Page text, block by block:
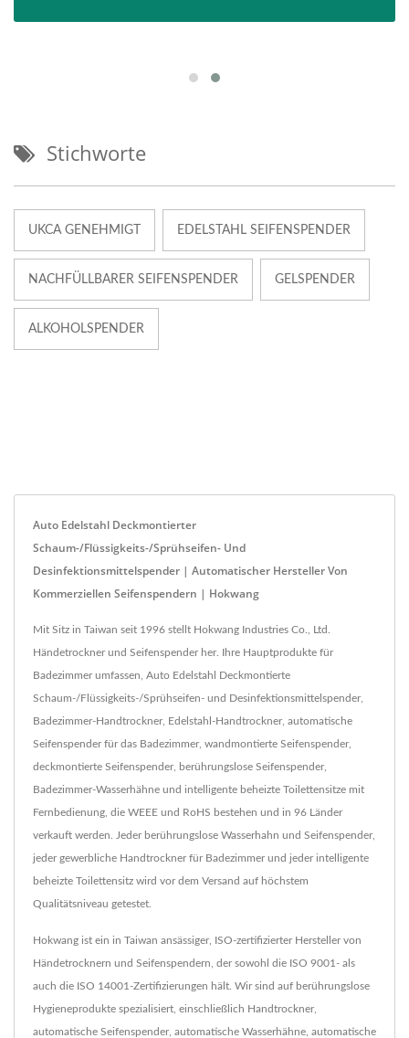
Stichworte
UKCA GENEHMIGT EDELSTAHL SEIFENSPENDER
NACHFÜLLBARER SEIFENSPENDER GELSPENDER
ALKOHOLSPENDER
Auto Edelstahl Deckmontierter
Schaum-/Flüssigkeits-/Sprühseifen- Und
Desinfektionsmittelspender | Automatischer Hersteller Von
Kommerziellen Seifenspendern | Hokwang
Mit Sitz in Taiwan seit 1996 stellt Hokwang Industries Co., Ltd.
Händetrockner und Seifenspender her. Ihre Hauptprodukte für
Badezimmer umfassen, Auto Edelstahl Deckmontierte
Schaum-/Flüssigkeits-/Sprühseifen- und Desinfektionsmittelspender,
Badezimmer-Handtrockner, Edelstahl-Handtrockner, automatische
Seifenspender für das Badezimmer, wandmontierte Seifenspender,
deckmontierte Seifenspender, berührungslose Seifenspender,
Badezimmer-Wasserhähne und intelligente beheizte Toilettensitze mit
Fernbedienung, die WEEE und RoHS bestehen und in 96 Länder
verkauft werden. Jeder berührungslose Wasserhahn und Seifenspender,
jeder gewerbliche Handtrockner für Badezimmer und jeder intelligente
beheizte Toilettensitz wird vor dem Versand auf höchstem
Qualitätsniveau getestet.
Hokwang ist ein in Taiwan ansässiger, ISO-zertifizierter Hersteller von
Händetrocknern und Seifenspendern, der sowohl die ISO 9001- als
auch die ISO 14001-Zertifizierungen hält. Wir sind auf berührungslose
Hygieneprodukte spezialisiert, einschließlich Handtrockner,
automatische Seifenspender, automatische Wasserhähne, automatische